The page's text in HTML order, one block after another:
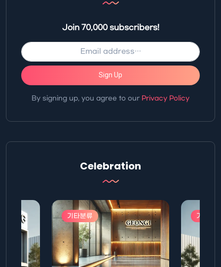
Join 70,000 subscribers!
Sign Up
By signing up, you agree to our Privacy Policy
Celebration
기타분류 기타분